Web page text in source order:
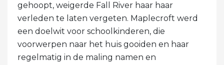
gehoopt, weigerde Fall River haar haar
verleden te laten vergeten. Maplecroft werd
een doelwit voor schoolkinderen, die
voorwerpen naar het huis gooiden en haar
regelmatig in de maling namen en